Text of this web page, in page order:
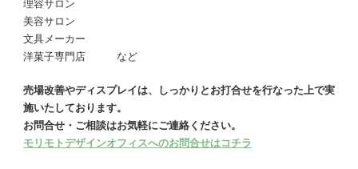
理容サロン
美容サロン
文具メーカー
洋菓子専門店 など
売場改善やディスプレイは、しっかりとお打合せを行なった上で実
施いたしております。
お問合せ・ご相談はお気軽にご連絡ください。
モリモトデザインオフィスへのお問合せはコチラ